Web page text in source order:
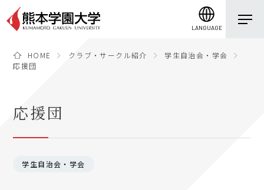
LANGUAGE
HOME クラブ・サークル紹介
学生自治会・学会
応援団
応援団
学生自治会・学会